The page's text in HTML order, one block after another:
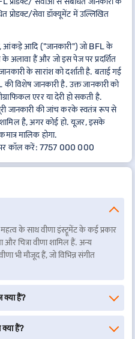
प्रोडक्ट/सेवा डॉक्यूमेंट में उल्लिखित
आंकड़े आदि ("जानकारी") जो BFL के
अलावा हैं और जो इस पेज पर प्रदर्शित
के सारांश को दर्शाती है. बताई गई
विशेष जानकारी है. उक्त जानकारी को
एरर या देरी हो सकती है.
जानकारी की जांच करके स्वतंत्र रूप से
शामिल है, अगर कोई हो. यूज़र, इसके
मालिक होगा.
पर कॉल करें: 7757 000 000
के साथ वीणा इंस्ट्रूमेंट के कई प्रकार
चित्रा वीणा शामिल हैं. अन्य
भी मौजूद हैं, जो विभिन्न संगीत
क्या हैं?
क्या हैं?